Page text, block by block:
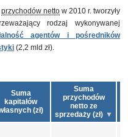
przychodów netto w 2010 r. tworzyły
rodzaj wykonywanej
agentów i pośredników
(2,2 mld zł).
Suma
kapitałów
(zł)
Suma
przychodów
netto ze
sprzedaży (zł)